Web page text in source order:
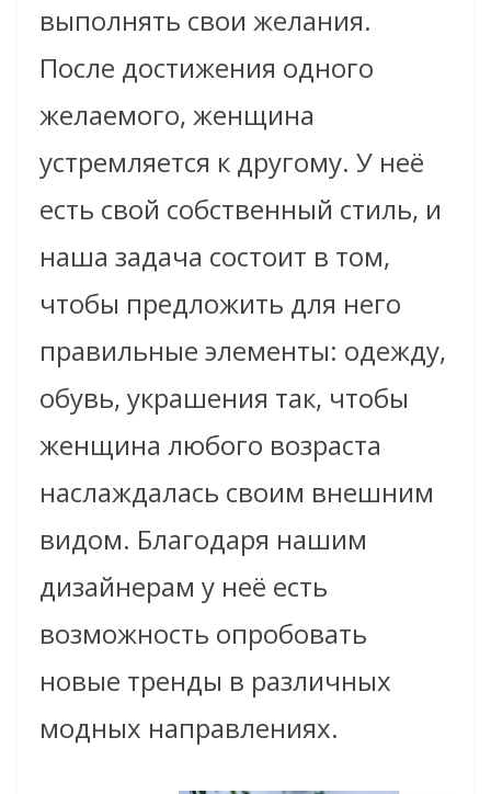
выполнять свои желания.
После достижения одного
желаемого, женщина
устремляется к другому. У неё
есть свой собственный стиль, и
наша задача состоит в том,
чтобы предложить для него
правильные элементы: одежду,
обувь, украшения так, чтобы
женщина любого возраста
наслаждалась своим внешним
видом. Благодаря нашим
дизайнерам у неё есть
возможность опробовать
новые тренды в различных
модных направлениях.